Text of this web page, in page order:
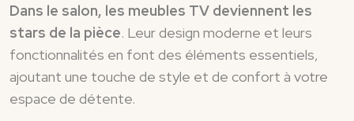
Dans le salon, les meubles TV deviennent les
stars de la pièce. Leur design moderne et leurs
fonctionnalités en font des éléments essentiels,
ajoutant une touche de style et de confort à votre
espace de détente.